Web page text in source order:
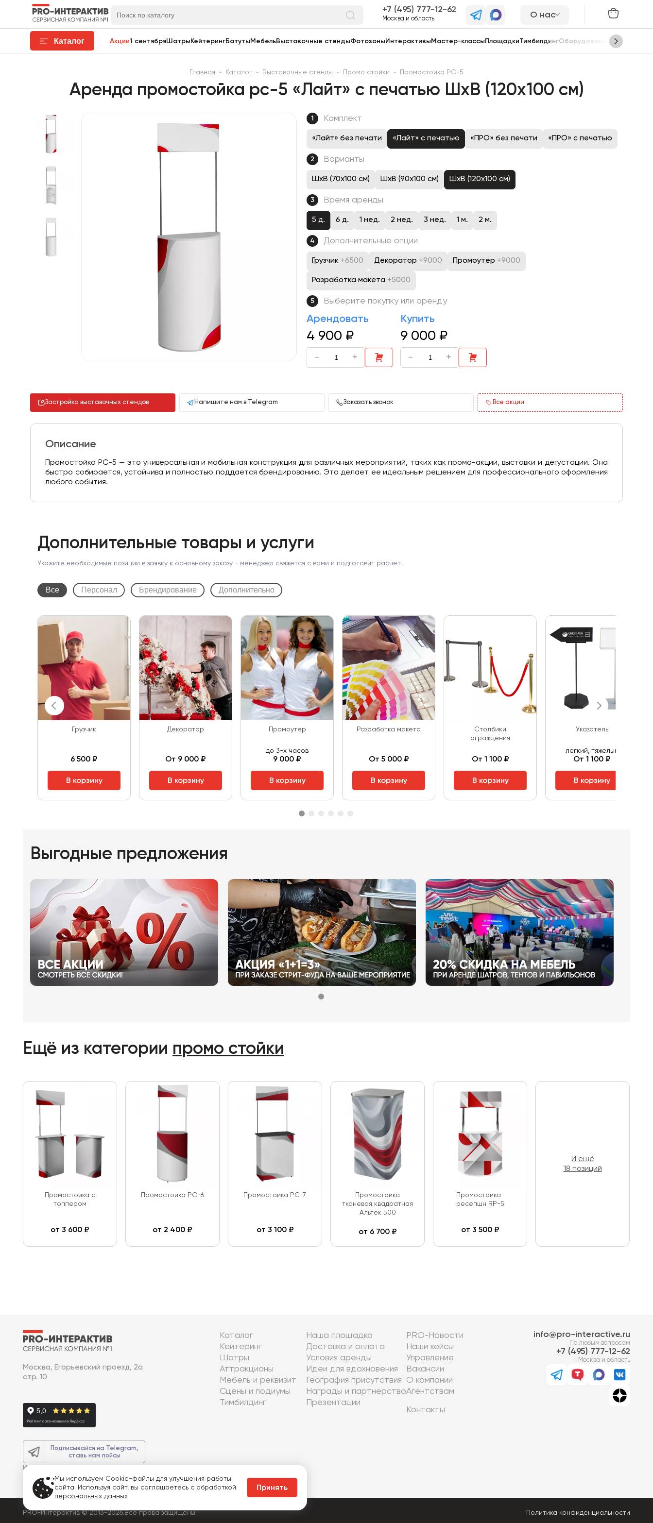
7 (495) 777-12-62
Москва и область О нас
Каталог Акции1 сентябряШатры КейтерингБатуты МебельВыставочные стендыФотозоны Интерактивы Мастер-классы ПлощадкиТимбилдингОборудование Сцены
Главная - Каталог - Выставочные стенды - Промо стойки - Промостойка PC-5
Аренда промостойка pc-5 «Лайт» с печатью ШхВ (120х100 см)
1 Комплект
«Лайт» без печати «Лайт» с печатью «ПРО» без печати «ПРО» с печатью
2 Варианты
ШхВ (70х100 см) ШхВ (90х100 см) ШхВ (120х100 см)
3 Время аренды
5 д. 6 д. 1 нед. 2 нед. 3 нед. 1 м. 2 м.
4 Дополнительные опции
Грузчик +6500 Декоратор +9000 Промоутер +9000
Разработка макета +5000
5 Выберите покупку или аренду
Арендовать
4 900 ₽
- +
Купить
9 000 ₽
- +
Застройка выставочных стендов Напишите нам в Telegram Заказать звонок Все акции
Описание
Промостойка PC-5 — это универсальная и мобильная конструкция для различных мероприятий, таких как промо-акции, выставки и дегустации. Она
быстро собирается, устойчива и полностью поддается брендированию. Это делает ее идеальным решением для профессионального оформления
любого события.
Дополнительные товары и услуги
Укажите необходимые позиции в заявку к основному заказу - менеджер свяжется с вами и подготовит расчет.
Все Персонал Брендирование Дополнительно
Грузчик
6 500 ₽
В корзину
Декоратор
От 9 000 ₽
В корзину
Промоутер
до 3-х часов
9 000 ₽
В корзину
Разработка макета
От 5 000 ₽
В корзину
Столбики
ограждения
От 1 100 ₽
В корзину
Указатель
легкий, тяжелый
От 1 100 ₽
В корзину
Выгодные предложения
Ещё из категории промо стойки
Промостойка с
топпером
от 3 600 ₽
Промостойка PC-6
от 2 400 ₽
Промостойка PC-7
от 3 100₽
Промостойка
тканевая квадратная
Альтек 500
от 6 700₽
Промостойка-
ресепшн RP-5
от 3 500₽
И ещё
18 позиций
Москва, Егорьевский проезд, 2а
стр. 10
Подписывайся на Telegram,
ставь нам лойсы
И получите
Каталог
Кейтеринг
Шатры
Аттракционы
Мебель и реквизит
Сцены и подиумы
Тимбилдинг
Наша площадка
Доставка и оплата
Условия аренды
Идеи для вдохновения
География присутствия
Награды и партнерство
Презентации
PRO-Новости
Наши кейсы
Управление
Вакансии
О компании
Агентствам
Контакты
info@pro-interactive.ru
По любым вопросам
7 (495) 777-12-62
Москва и область
PRO-Интерактив © 2013-2026. Все права защищены. Политика конфиденциальности
Мы используем Cookie-файлы для улучшения работы
сайта. Используя сайт, вы соглашаетесь с обработкой
персональных данных
Принять